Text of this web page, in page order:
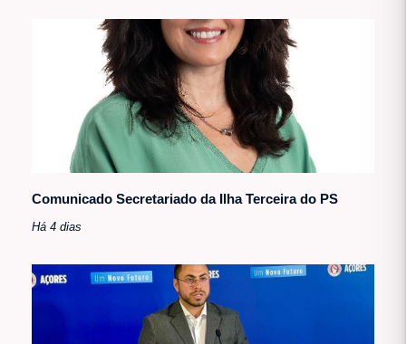
Comunicado Secretariado da Ilha Terceira do PS
Há 4 dias